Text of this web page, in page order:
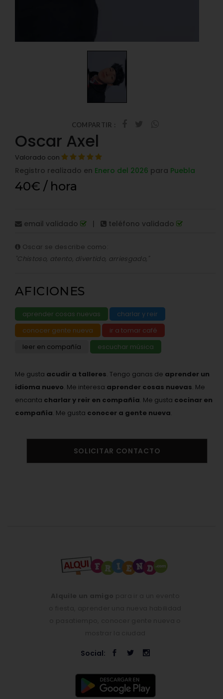
COMPARTIR :
Oscar Axel
Valorado con
Registro realizado en Enero del 2026 para Puebla
40€ / hora
email validado | teléfono validado
Oscar se describe como:
"Chistoso, atento, divertido, arriesgado,"
AFICIONES
aprender cosas nuevas
charlar y reir
conocer gente nueva
ir a tomar café
leer en compañía
escuchar música
Me gusta acudir a talleres. Tengo ganas de aprender un
idioma nuevo. Me interesa aprender cosas nuevas. Me
encanta charlar y reir en compañía. Me gusta cocinar en
compañía. Me gusta conocer a gente nueva.
SOLICITAR CONTACTO
Social: